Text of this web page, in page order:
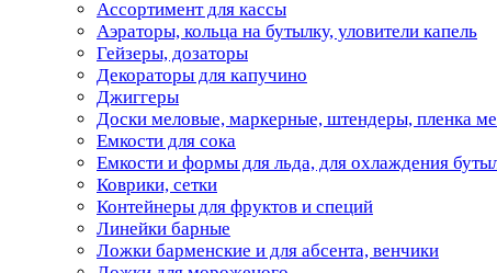
Ассортимент для кассы
Аэраторы, кольца на бутылку, уловители капель
Гейзеры, дозаторы
Декораторы для капучино
Джиггеры
Доски меловые, маркерные, штендеры, пленка
Емкости для сока
Емкости и формы для льда, для охлаждения
Коврики, сетки
Контейнеры для фруктов и специй
Линейки барные
Ложки барменские и для абсента, венчики